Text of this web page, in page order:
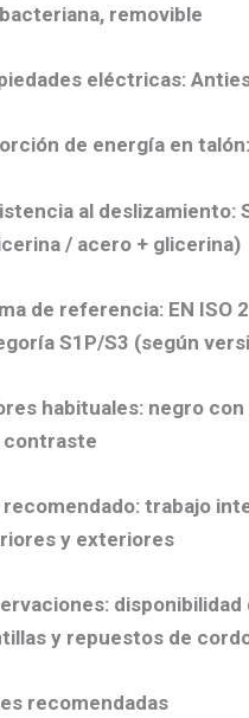
removible
eléctricas:
de energía en talón:
al deslizamiento:
/ acero + glicerina)
de referencia: EN ISO
S1P/S3 (según
habituales: negro
contraste
recomendado: trabajo
y exteriores
disponibilidad
y repuestos de
recomendadas